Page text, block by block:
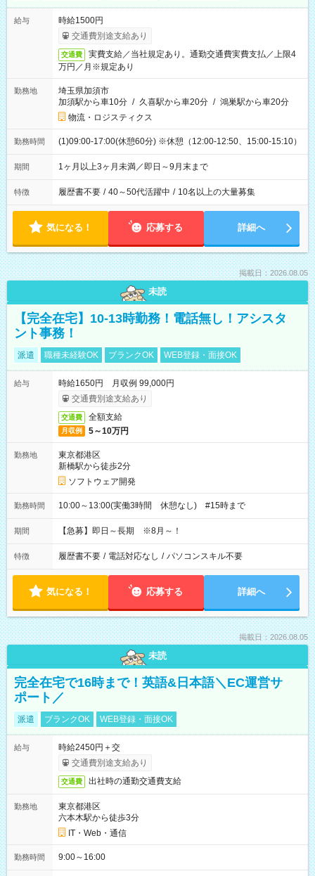
給与
時給1500円
交通費別途支給あり
交通費
実費支給／当社規定あり。通勤交通費実費支払／上限4
万円／月※規定あり
勤務地
埼玉県加須市
加須駅から車10分 / 久喜駅から車20分 / 鴻巣駅から車20分
物流・ロジスティクス
勤務時間 (1)09:00-17:00(休憩60分) ※休憩（12:00-12:50、15:00-15:10）
期間 1ヶ月以上3ヶ月未満／即日～9月末まで
特徴 履歴書不要 / 40～50代活躍中 / 10名以上の大量募集
気になる！ 応募する 詳細へ
掲載日：2026.08.05
未読
【完全在宅】10-13時勤務！電話無し！アシスタ
ント事務！
派遣 職種未経験OK ブランクOK WEB登録・面接OK
給与
時給1650円 月収例 99,000円
交通費別途支給あり
交通費 全額支給
月収例 5～10万円
勤務地
東京都港区
新橋駅から徒歩2分
ソフトウェア開発
勤務時間 10:00～13:00(実働3時間 休憩なし) #15時まで
期間 【急募】即日～長期 ※8月～！
特徴 履歴書不要 / 電話対応なし / パソコンスキル不要
気になる！ 応募する 詳細へ
掲載日：2026.08.05
未読
完全在宅で16時まで！英語&日本語＼EC運営サ
ポート／
派遣 ブランクOK WEB登録・面接OK
給与
時給2450円＋交
交通費別途支給あり
交通費 出社時の通勤交通費支給
勤務地
東京都港区
六本木駅から徒歩3分
IT・Web・通信
勤務時間 9:00～16:00